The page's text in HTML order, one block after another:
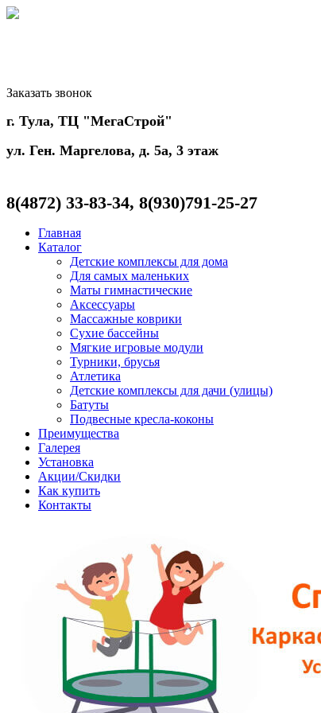
Заказать звонок
г. Тула, ТЦ "МегаСтрой"
ул. Ген. Маргелова, д. 5а, 3 этаж
8(4872) 33-83-34, 8(930)791-25-27
Главная
Каталог
Детские комплексы для дома
Для самых маленьких
Маты гимнастические
Аксессуары
Массажные коврики
Сухие бассейны
Мягкие игровые модули
Турники, брусья
Атлетика
Детские комплексы для дачи (улицы)
Батуты
Подвесные кресла-коконы
Преимущества
Галерея
Установка
Акции/Скидки
Как купить
Контакты